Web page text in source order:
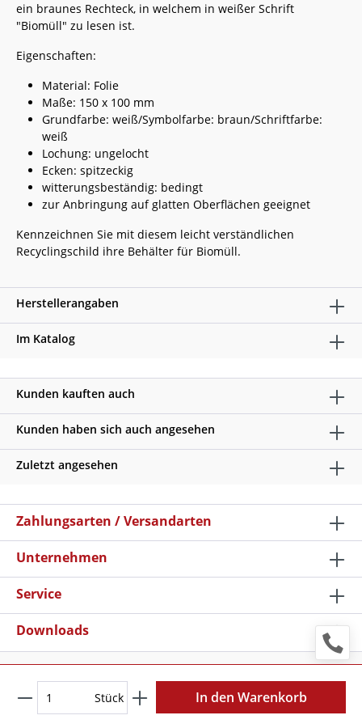
Stück In den Warenkorb
ein braunes Rechteck, in welchem in weißer Schrift
"Biomüll" zu lesen ist.
Eigenschaften:
Material: Folie
Maße: 150 x 100 mm
Grundfarbe: weiß/Symbolfarbe: braun/Schriftfarbe:
weiß
Lochung: ungelocht
Ecken: spitzeckig
witterungsbeständig: bedingt
zur Anbringung auf glatten Oberflächen geeignet
Kennzeichnen Sie mit diesem leicht verständlichen
Recyclingschild ihre Behälter für Biomüll.
Herstellerangaben
Im Katalog
Kunden kauften auch
Kunden haben sich auch angesehen
Zuletzt angesehen
Zahlungsarten / Versandarten
Unternehmen
Service
Downloads
Versandkosten
, wenn nicht anders beschrieben
Copyright © 2026 Schilder Klar - Alle Rechte vorbehalten